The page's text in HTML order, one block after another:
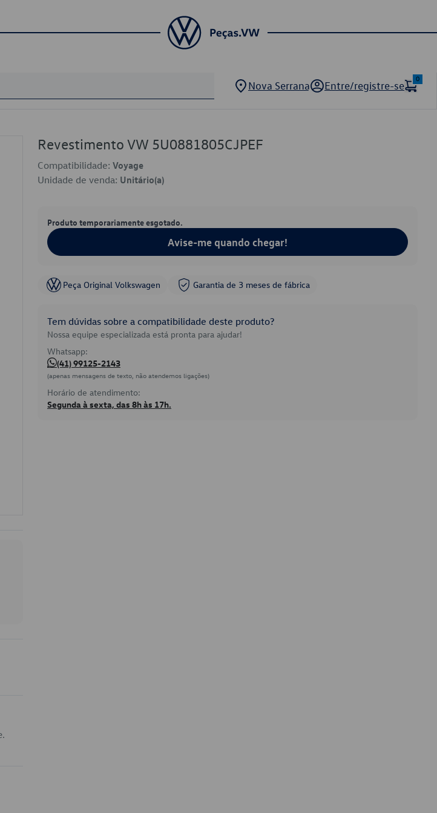
Nova Serrana Entre/registre-se
0
Revestimento VW 5U0881805CJPEF
Compatibilidade: Voyage
Unidade de venda: Unitário(a)
Produto temporariamente esgotado.
Avise-me quando chegar!
Peça Original Volkswagen Garantia de 3 meses de fábrica
Tem dúvidas sobre a compatibilidade deste produto?
Nossa equipe especializada está pronta para ajudar!
Whatsapp:
(41) 99125-2143
(apenas mensagens de texto, não atendemos ligações)
Horário de atendimento:
Segunda à sexta, das 8h às 17h.